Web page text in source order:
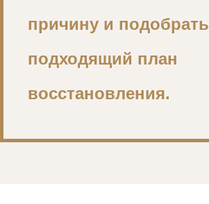
причину и подобрать
подходящий план
восстановления.